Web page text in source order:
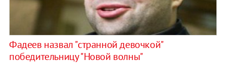
Фадеев назвал "странной девочкой"
победительницу "Новой волны"